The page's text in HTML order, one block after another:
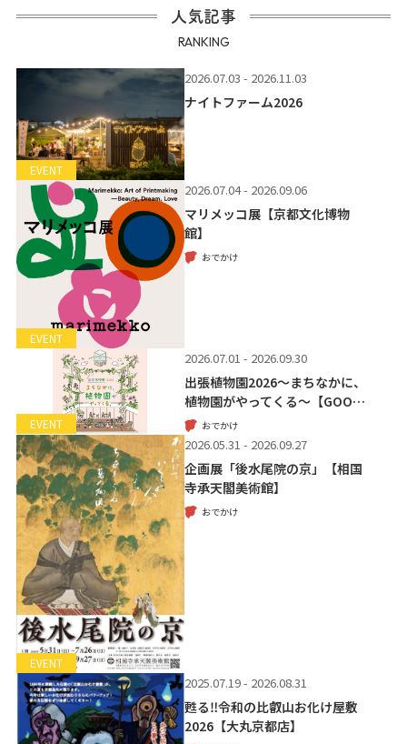
人気記事
RANKING
EVENT
2026.07.03 - 2026.11.03
ナイトファーム2026
EVENT
2026.07.04 - 2026.09.06
マリメッコ展【京都文化博物
館】
おでかけ
EVENT
2026.07.01 - 2026.09.30
出張植物園2026～まちなかに、
植物園がやってくる～【GOO…
おでかけ
EVENT
2026.05.31 - 2026.09.27
企画展「後水尾院の京」【相国
寺承天閣美術館】
おでかけ
2025.07.19 - 2026.08.31
甦る‼令和の比叡山お化け屋敷
2026【大丸京都店】